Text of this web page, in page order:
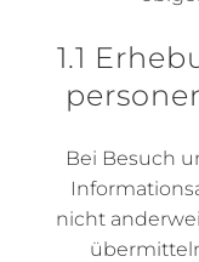
1.1
Bei Besuch
nicht